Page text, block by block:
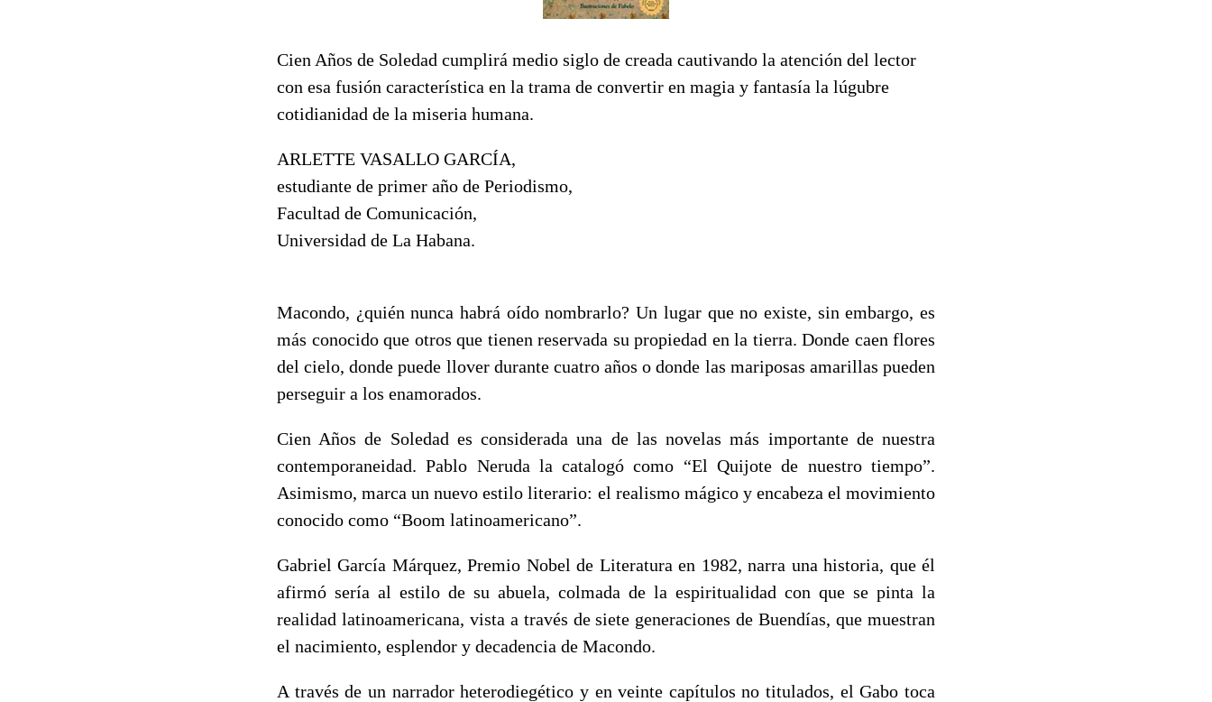
Cien Años de Soledad cumplirá medio siglo de creada cautivando la atención del lector
con esa fusión característica en la trama de convertir en magia y fantasía la lúgubre
cotidianidad de la miseria humana.
ARLETTE VASALLO GARCÍA,
estudiante de primer año de Periodismo,
Facultad de Comunicación,
Universidad de La Habana.
Macondo, ¿quién nunca habrá oído nombrarlo? Un lugar que no existe, sin embargo, es
más conocido que otros que tienen reservada su propiedad en la tierra. Donde caen flores
del cielo, donde puede llover durante cuatro años o donde las mariposas amarillas pueden
perseguir a los enamorados.
Cien Años de Soledad es considerada una de las novelas más importante de nuestra
contemporaneidad. Pablo Neruda la catalogó como “El Quijote de nuestro tiempo”.
Asimismo, marca un nuevo estilo literario: el realismo mágico y encabeza el movimiento
conocido como “Boom latinoamericano”.
Gabriel García Márquez, Premio Nobel de Literatura en 1982, narra una historia, que él
afirmó sería al estilo de su abuela, colmada de la espiritualidad con que se pinta la
realidad latinoamericana, vista a través de siete generaciones de Buendías, que muestran
el nacimiento, esplendor y decadencia de Macondo.
A través de un narrador heterodiegético y en veinte capítulos no titulados, el Gabo toca